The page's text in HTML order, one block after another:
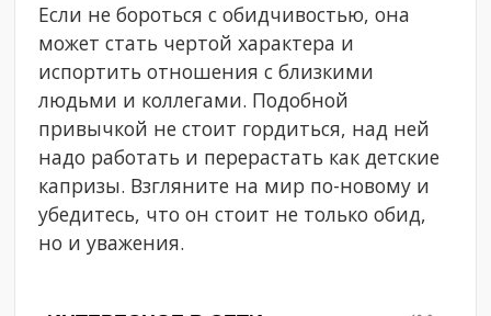
Если не бороться с обидчивостью, она
может стать чертой характера и
испортить отношения с близкими
людьми и коллегами. Подобной
привычкой не стоит гордиться, над ней
надо работать и перерастать как детские
капризы. Взгляните на мир по-новому и
убедитесь, что он стоит не только обид,
но и уважения.